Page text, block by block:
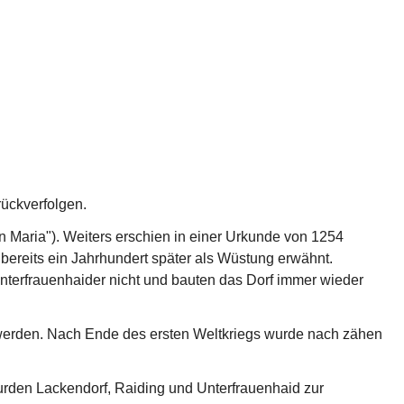
Weiters erschien in einer Urkunde von 1254
ein Jahrhundert später als Wüstung erwähnt.
nicht und bauten das Dorf immer wieder
Nach Ende des ersten Weltkriegs wurde nach zähen
Lackendorf, Raiding und Unterfrauenhaid zur